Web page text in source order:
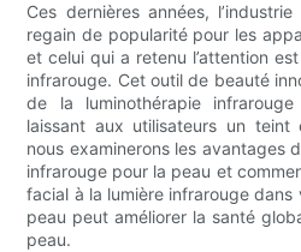
Ces dernières années,
regain de popularité pour les
et celui qui a retenu l’attention
infrarouge. Cet outil de beauté
de la luminothérapie
laissant aux utilisateurs un teint
nous examinerons les avantages
infrarouge pour la peau et
facial à la lumière infrarouge
peau peut améliorer la santé
peau.